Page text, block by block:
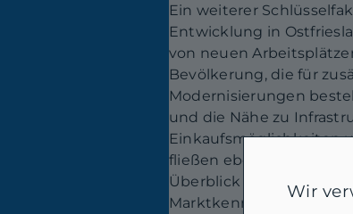
Ein weiterer
Entwicklung in
von neuen
Bevölkerung, die für
Modernisierungen
und die Nähe zu
Einkaufsmöglichkeiten
fließen ebenfalls in die
Überblick verschaffen
Marktkenntnis und eine
Wir